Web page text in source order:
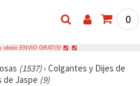
0
obtén ENVÍO GRATIS!
(1537)› Colgantes y Dijes de
de Jaspe (9)